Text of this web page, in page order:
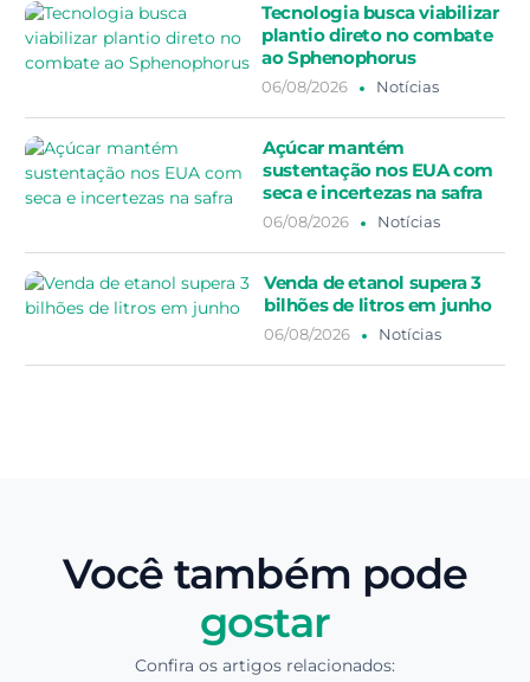
Tecnologia busca viabilizar
plantio direto no combate
ao Sphenophorus
06/08/2026 Notícias
Açúcar mantém
sustentação nos EUA com
seca e incertezas na safra
06/08/2026 Notícias
Venda de etanol supera 3
bilhões de litros em junho
06/08/2026 Notícias
Você também pode
gostar
Confira os artigos relacionados: